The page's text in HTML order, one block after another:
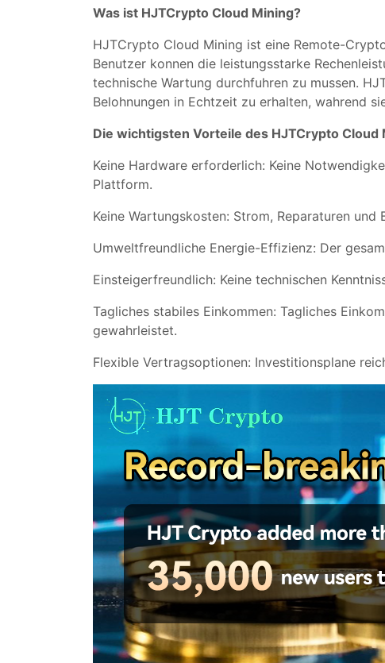
Was ist HJTCrypto Cloud Mining?
HJTCrypto Cloud Mining ist eine Remote-
Benutzer konnen die leistungsstarke
technische Wartung durchfuhren zu mussen.
Belohnungen in Echtzeit zu erhalten, wahrend
Die wichtigsten Vorteile des HJTCrypto Cloud
Keine Hardware erforderlich: Keine
Plattform.
Keine Wartungskosten: Strom, Reparaturen
Umweltfreundliche Energie-Effizienz: Der
Einsteigerfreundlich: Keine technischen
Tagliches stabiles Einkommen: Tagliches
gewahrleistet.
Flexible Vertragsoptionen: Investitionsplane